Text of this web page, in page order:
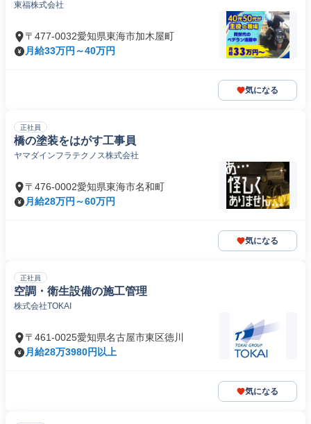
東福株式会社
〒477-0032愛知県東海市加木屋町
月給33万円～40万円
気になる
正社員
橋の塗装をはがす工事員
ヤマダインフラテクノス株式会社
〒476-0002愛知県東海市名和町
月給28万円～60万円
気になる
正社員
空調・衛生設備の施工管理
株式会社TOKAI
〒461-0025愛知県名古屋市東区徳川
月給28万3980円以上
気になる